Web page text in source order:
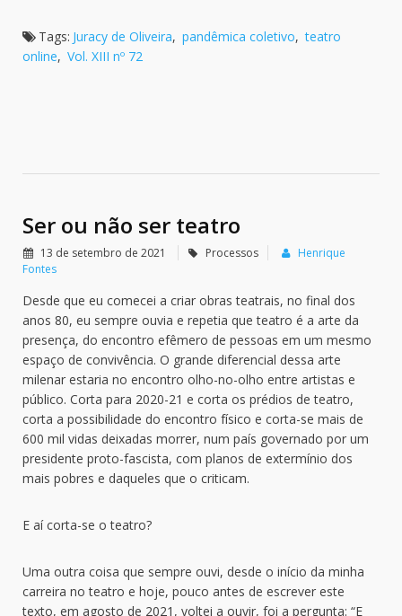
Tags: Juracy de Oliveira, pandêmica coletivo, teatro
online, Vol. XIII nº 72
Ser ou não ser teatro
13 de setembro de 2021 Processos
Henrique
Fontes
Desde que eu comecei a criar obras teatrais, no final dos
anos 80, eu sempre ouvia e repetia que teatro é a arte da
presença, do encontro efêmero de pessoas em um mesmo
espaço de convivência. O grande diferencial dessa arte
milenar estaria no encontro olho-no-olho entre artistas e
público. Corta para 2020-21 e corta os prédios de teatro,
corta a possibilidade do encontro físico e corta-se mais de
600 mil vidas deixadas morrer, num país governado por um
presidente proto-fascista, com planos de extermínio dos
mais pobres e daqueles que o criticam.
E aí corta-se o teatro?
Uma outra coisa que sempre ouvi, desde o início da minha
carreira no teatro e hoje, pouco antes de escrever este
texto, em agosto de 2021, voltei a ouvir, foi a pergunta: “E